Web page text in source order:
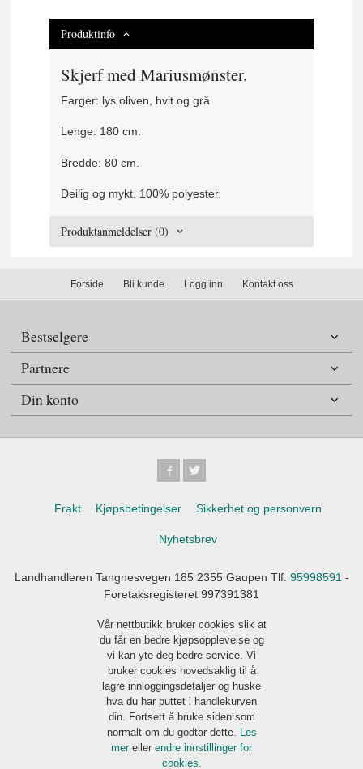
Produktinfo
Skjerf med Mariusmønster.
Farger: lys oliven, hvit og grå
Lenge: 180 cm.
Bredde: 80 cm.
Deilig og mykt. 100% polyester.
Produktanmeldelser (0)
Forside Bli kunde Logg inn Kontakt oss
Bestselgere
Partnere
Din konto
Frakt Kjøpsbetingelser Sikkerhet og personvern
Nyhetsbrev
Landhandleren Tangnesvegen 185 2355 Gaupen Tlf. 95998591 -
Foretaksregisteret 997391381
Vår nettbutikk bruker cookies slik at
du får en bedre kjøpsopplevelse og
vi kan yte deg bedre service. Vi
bruker cookies hovedsaklig til å
lagre innloggingsdetaljer og huske
hva du har puttet i handlekurven
din. Fortsett å bruke siden som
normalt om du godtar dette. Les
mer eller endre innstillinger for
cookies.